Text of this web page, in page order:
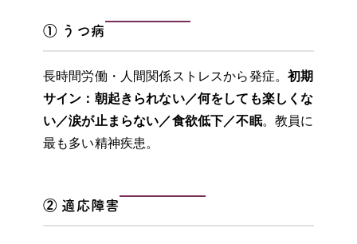
① うつ病
長時間労働・人間関係ストレスから発症。初期
サイン：朝起きられない／何をしても楽しくな
い／涙が止まらない／食欲低下／不眠。教員に
最も多い精神疾患。
② 適応障害